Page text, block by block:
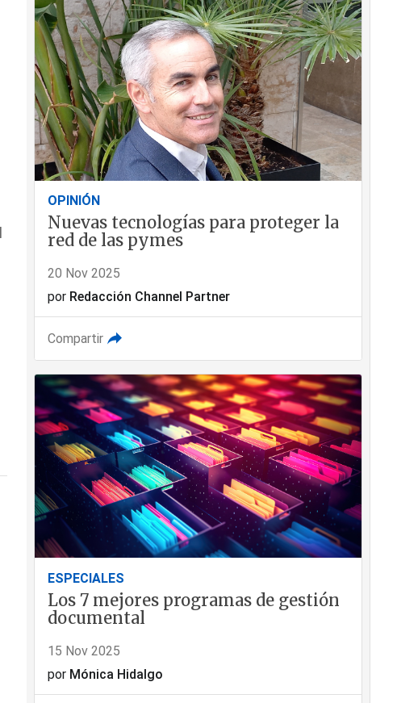
OPINIÓN
Nuevas tecnologías para proteger la
red de las pymes
20 Nov 2025
por Redacción Channel Partner
Compartir
ESPECIALES
Los 7 mejores programas de gestión
documental
15 Nov 2025
por Mónica Hidalgo